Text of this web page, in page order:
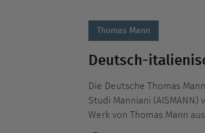
Thomas Mann
Deutsch-
Die Deutsche Thomas
Studi Manniani (AISMANN)
Werk von Thomas Mann aus.